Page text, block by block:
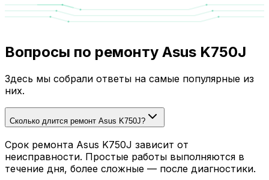
Вопросы по ремонту Asus K750J
Здесь мы собрали ответы на самые популярные из
них.
Сколько длится ремонт Asus K750J?
Срок ремонта Asus K750J зависит от
неисправности. Простые работы выполняются в
течение дня, более сложные — после диагностики.